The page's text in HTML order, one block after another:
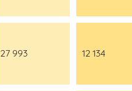
27 993 12 134